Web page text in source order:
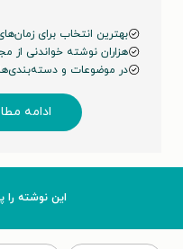
بهترین انتخاب برای
هزاران نوشته خواندنی از
در موضوعات و
ادامه
این نوشته‌ را